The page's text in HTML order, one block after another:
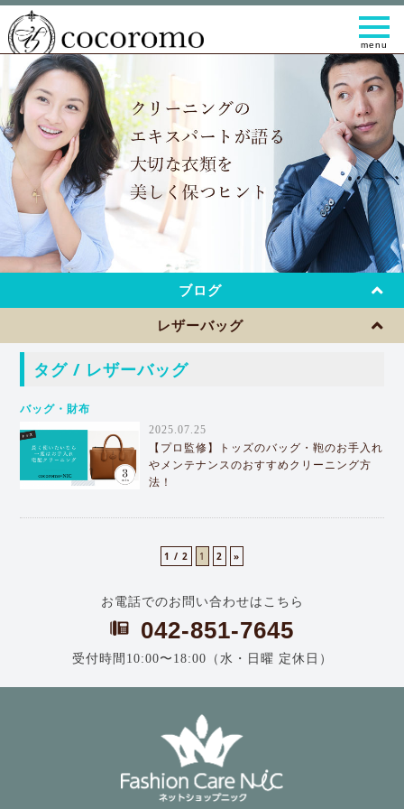
t
o
g
g
l
e
n
a
v
i
g
a
t
i
o
n
ブログ
レザーバッグ
タグ / レザーバッグ
バッグ・財布
2025.07.25
【プロ監修】トッズのバッグ・鞄のお手入れ
やメンテナンスのおすすめクリーニング方
法！
1 / 2 1 2 »
お電話でのお問い合わせはこちら
042-851-7645
受付時間10:00〜18:00（水・日曜 定休日）